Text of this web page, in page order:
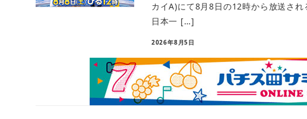
カイA)にて8月8日の12時から放送さ
日本一 […]
2026年8月5日